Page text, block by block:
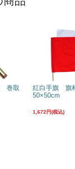
巻取
紅白手旗
50×50cm
1,672円(税込)